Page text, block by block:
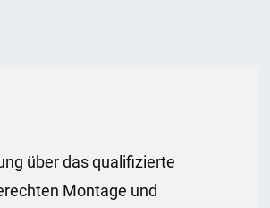
über das qualifizierte
Montage und